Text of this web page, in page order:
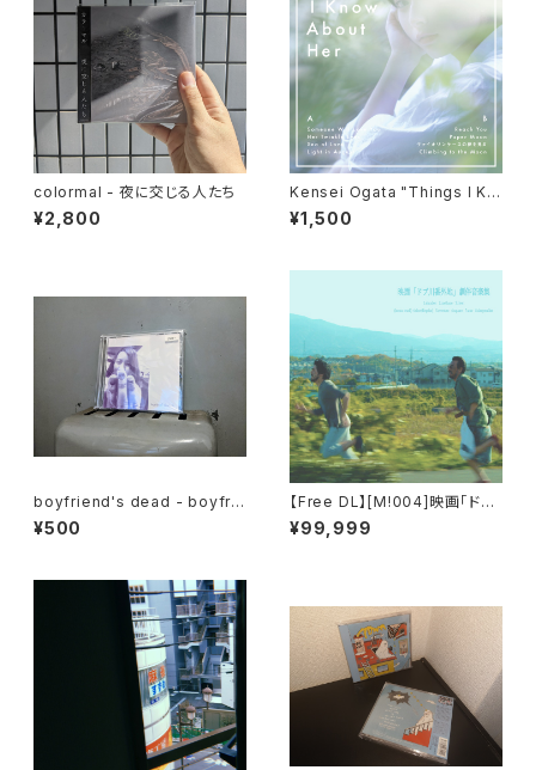
colormal - 夜に交じる人たち
¥2,800
Kensei Ogata "Things I Kn
ow About Her" CD
¥1,500
boyfriend's dead - boyfrie
nd's dead E.P.
¥500
【Free DL】[M​!​004​]​映画「ドブ
川番外地」劇伴音楽集
¥99,999